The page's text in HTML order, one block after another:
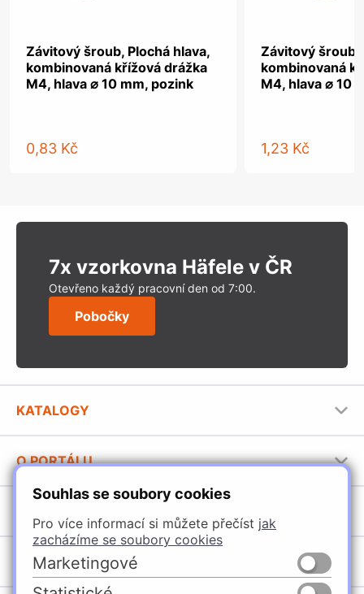
Souhlas se soubory cookies
Pro více informací si můžete přečíst jak
zacházíme se soubory cookies
Marketingové
Závitový šroub, Plochá hlava,
kombinovaná křížová drážka
M4, hlava ⌀ 10 mm, pozink
0,83 Kč
Závitový šroub,
kombinovaná
M4, hlava ⌀ 10
1,23 Kč
7x vzorkovna Häfele v ČR
Otevřeno každý pracovní den od 7:00.
Pobočky
KATALOGY
Stavební katalog Häfele
Brožury Häfele
O PORTÁLU
Provozovatel portálu
Jak používat portál
Úchytky
Nábytkové kování
POBOČKY